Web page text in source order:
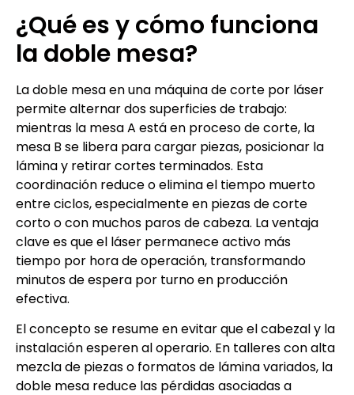
¿Qué es y cómo funciona
la doble mesa?
La doble mesa en una máquina de corte por láser
permite alternar dos superficies de trabajo:
mientras la mesa A está en proceso de corte, la
mesa B se libera para cargar piezas, posicionar la
lámina y retirar cortes terminados. Esta
coordinación reduce o elimina el tiempo muerto
entre ciclos, especialmente en piezas de corte
corto o con muchos paros de cabeza. La ventaja
clave es que el láser permanece activo más
tiempo por hora de operación, transformando
minutos de espera por turno en producción
efectiva.
El concepto se resume en evitar que el cabezal y la
instalación esperen al operario. En talleres con alta
mezcla de piezas o formatos de lámina variados, la
doble mesa reduce las pérdidas asociadas a